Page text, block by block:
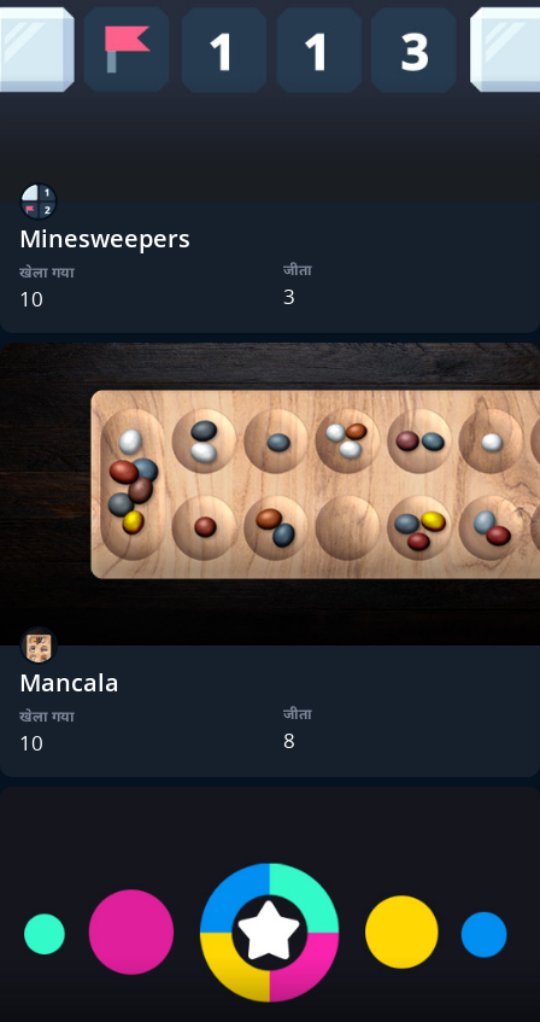
Minesweepers
खेला गया
10
जीता
3
Mancala
खेला गया
10
जीता
8